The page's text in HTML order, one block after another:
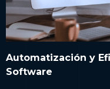
Automatización y
Software